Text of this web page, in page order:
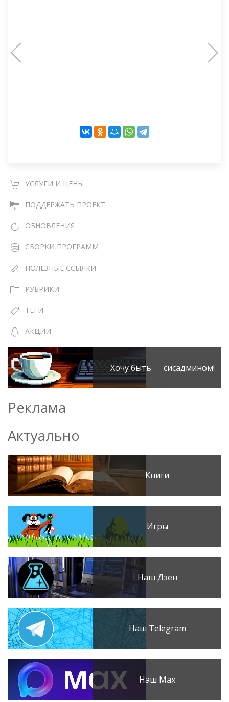
УСЛУГИ И ЦЕНЫ
ПОДДЕРЖАТЬ ПРОЕКТ
ОБНОВЛЕНИЯ
СБОРКИ ПРОГРАММ
ПОЛЕЗНЫЕ ССЫЛКИ
РУБРИКИ
ТЕГИ
АКЦИИ
Хочу быть сисадмином!
Реклама
Актуально
Книги
Игры
Наш Дзен
Наш Telegram
Наш Max